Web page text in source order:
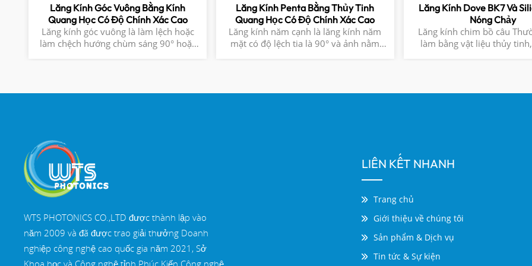
Lăng Kính Góc Vuông Bằng Kính
Quang Học Có Độ Chính Xác Cao
Lăng kính góc vuông là làm lệch hoặc
làm chệch hướng chùm sáng 90° hoặc
hoặc hình ảnh 90° hoặc 180° Vật liệu:
Lăng Kính Penta Bằng Thủy Tinh
Quang Học Có Độ Chính Xác Cao
Lăng kính năm cạnh là lăng kính năm
mặt có độ lệch tia là 90° và ảnh nằm
Lăng Kính Dove BK7 Và
Nóng Chảy
Lăng kính chim bồ câu
làm bằng vật liệu thủy
180° mà không làm thay
học như kính thiên văn và
WTS PHOTONICS CO.,LTD được thành lập vào
năm 2009 và đã được trao giải thưởng Doanh
nghiệp công nghệ cao quốc gia năm 2021, Sở
LIÊN KẾT NHANH
Trang chủ
Giới thiệu về chúng tôi
Sản phẩm & Dịch vụ
Tin tức & Sự kiện